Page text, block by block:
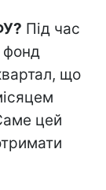
Під час
фонд
що
цей